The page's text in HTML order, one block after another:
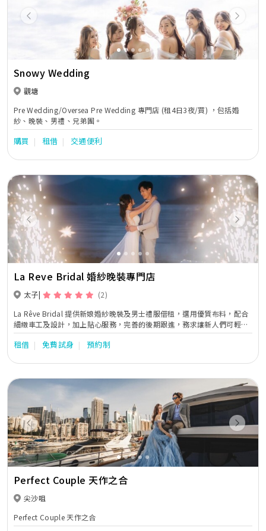
Previous Next
Snowy Wedding
觀塘
Pre Wedding/Oversea Pre Wedding 專門店 (租4日3夜/買) ，包括婚
紗、晚裝、男禮、兄弟團。
購買 租借 交通便利
Previous Next
La Reve Bridal 婚紗晚裝專門店
太子
(2)
La Rêve Bridal 提供新娘婚紗晚裝及男士禮服借租，選用優質布料，配合
細緻車工及設計，加上貼心服務，完善的後期跟進，務求讓新人們可輕輕
鬆鬆選擇最適合的禮服，令婚禮更添完美。
租借 免費試身 預約制
Previous Next
Perfect Couple 天作之合
尖沙咀
Perfect Couple 天作之合